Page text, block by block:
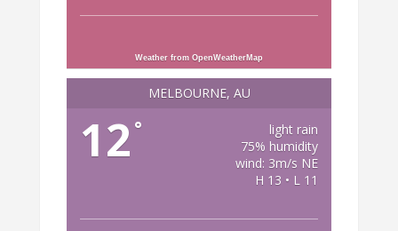
Weather from OpenWeatherMap
MELBOURNE, AU
12 °
light rain
75% humidity
wind: 3m/s NE
H 13 • L 11